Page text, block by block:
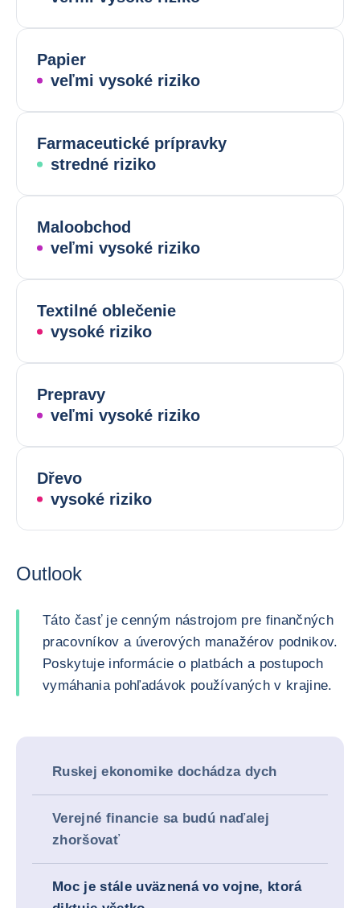
Papier
veľmi vysoké riziko
Farmaceutické prípravky
stredné riziko
Maloobchod
veľmi vysoké riziko
Textilné oblečenie
vysoké riziko
Prepravy
veľmi vysoké riziko
Dřevo
vysoké riziko
Outlook
Táto časť je cenným nástrojom pre finančných
pracovníkov a úverových manažérov podnikov.
Poskytuje informácie o platbách a postupoch
vymáhania pohľadávok používaných v krajine.
Ruskej ekonomike dochádza dych
Verejné financie sa budú naďalej
zhoršovať
Moc je stále uväznená vo vojne, ktorá